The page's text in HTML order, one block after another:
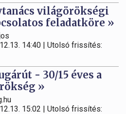
világörökségi
feladatköre »
14:40 | Utolsó frissítés:
- 30/15 éves a
»
15:02 | Utolsó frissítés: